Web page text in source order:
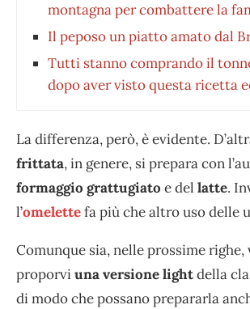
montagna per combattere la
Il peposo un piatto amato dal
Tutti stanno comprando il
dopo aver visto questa ricetta
La differenza, però, è evidente.
frittata, in genere, si prepara con
formaggio grattugiato e del latte.
l’omelettefa più che altro uso delle
Comunque sia, nelle prossime
proporviuna versione lightdella
di modo che possano prepararla